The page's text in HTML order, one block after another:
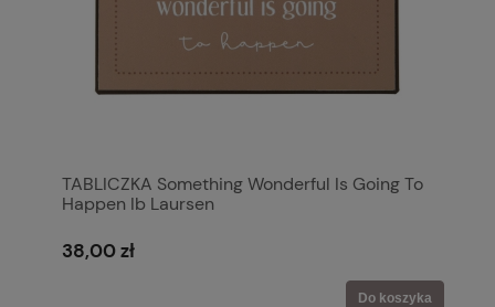
TABLICZKA Something Wonderful Is Going To
Happen Ib Laursen
38,00 zł
Do koszyka